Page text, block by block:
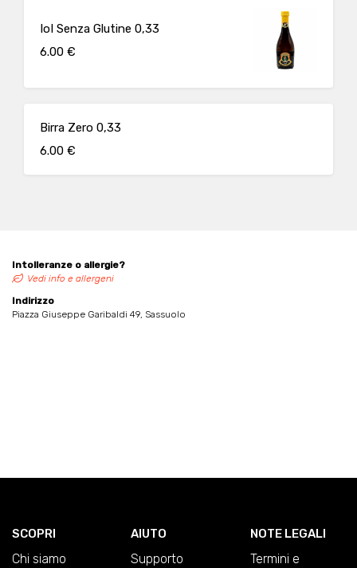
IoI Senza Glutine 0,33
6.00 €
Birra Zero 0,33
6.00 €
Intolleranze o allergie?
Vedi info e allergeni
Indirizzo
Piazza Giuseppe Garibaldi 49, Sassuolo
SCOPRI
Chi siamo
AIUTO
Supporto
NOTE LEGALI
Termini e